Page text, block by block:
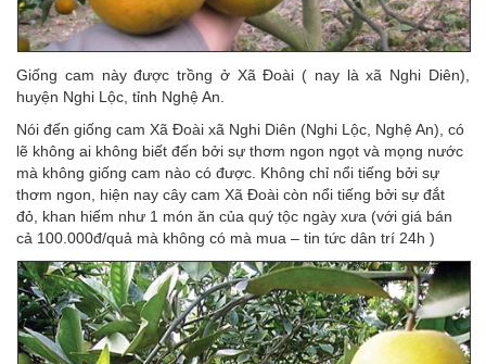
Giống cam này được trồng ở Xã Đoài ( nay là xã Nghi Diên),
huyện Nghi Lộc, tỉnh Nghệ An.
Nói đến giống cam Xã Đoài xã Nghi Diên (Nghi Lộc, Nghệ An), có
lẽ không ai không biết đến bởi sự thơm ngon ngọt và mọng nước
mà không giống cam nào có được. Không chỉ nổi tiếng bởi sự
thơm ngon, hiện nay cây cam Xã Đoài còn nổi tiếng bởi sự đắt
đỏ, khan hiếm như 1 món ăn của quý tộc ngày xưa (với giá bán
cả 100.000đ/quả mà không có mà mua – tin tức dân trí 24h )